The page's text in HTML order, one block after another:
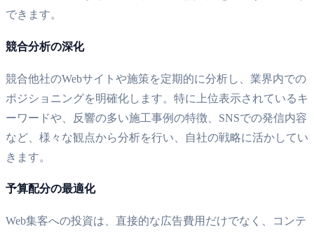
できます。
競合分析の深化
競合他社のWebサイトや施策を定期的に分析し、業界内での
ポジショニングを明確化します。特に上位表示されているキ
ーワードや、反響の多い施工事例の特徴、SNSでの発信内容
など、様々な観点から分析を行い、自社の戦略に活かしてい
きます。
予算配分の最適化
Web集客への投資は、直接的な広告費用だけでなく、コンテ